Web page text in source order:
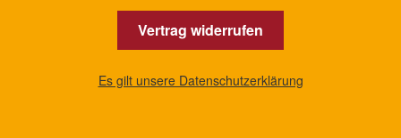
Vertrag widerrufen
Es gilt unsere Datenschutzerklärung